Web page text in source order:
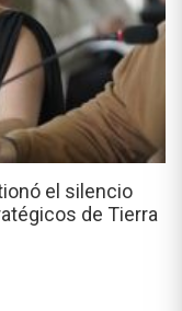
el silencio
de Tierra